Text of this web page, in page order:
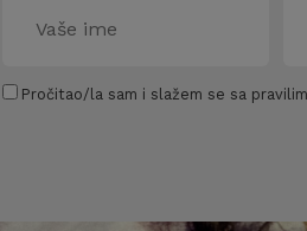
Pročitao/la sam i slažem se sa